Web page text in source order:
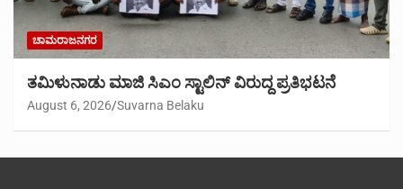
ಚಾಮರಾಜನಗರ
ತಮಿಳುನಾಡು ಮಾಜಿ ಸಿಎಂ ಸ್ಟಾಲಿನ್ ವಿರುದ್ದ ಪ್ರತಿಭಟನೆ
August 6, 2026 Suvarna Belaku